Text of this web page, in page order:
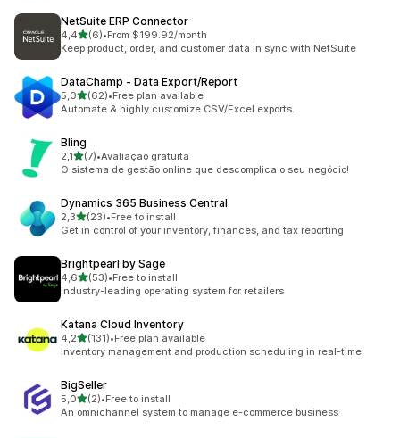
NetSuite ERP Connector
4,4z 5 hvězd
(6)
Celkový počet recenzí: 6
•From $199.92/month
Keep product, order, and customer data in sync with NetSuite
DataChamp ‑ Data Export/Report
5,0z 5 hvězd
(62)
Celkový počet recenzí: 62
•Free plan available
Automate & highly customize CSV/Excel exports.
Bling
2,1z 5 hvězd
(7)
Celkový počet recenzí: 7
•Avaliação gratuita
O sistema de gestão online que descomplica o seu negócio!
Dynamics 365 Business Central
2,3z 5 hvězd
(23)
Celkový počet recenzí: 23
•Free to install
Get in control of your inventory, finances, and tax reporting
Brightpearl by Sage
4,6z 5 hvězd
(53)
Celkový počet recenzí: 53
•Free to install
Industry-leading operating system for retailers
Katana Cloud Inventory
4,2z 5 hvězd
(131)
Celkový počet recenzí: 131
•Free plan available
Inventory management and production scheduling in real-time
BigSeller
5,0z 5 hvězd
(2)
Celkový počet recenzí: 2
•Free to install
An omnichannel system to manage e-commerce business